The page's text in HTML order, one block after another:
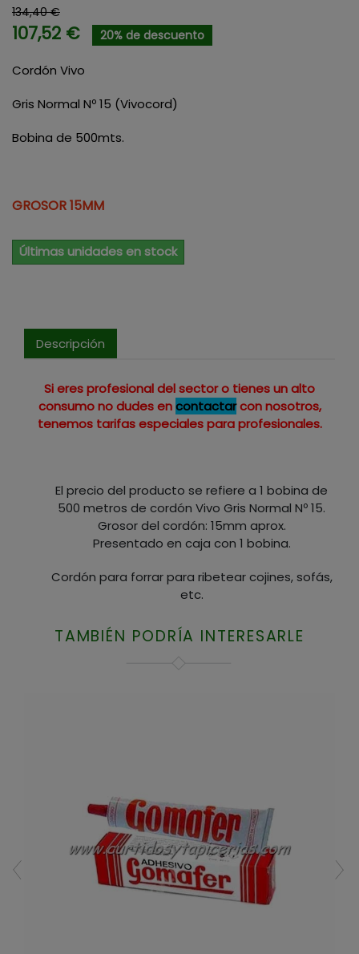
134,40 €
107,52 € 20% de descuento
Cordón Vivo
Gris Normal Nº 15 (Vivocord)
Bobina de 500mts.
GROSOR 15MM
Últimas unidades en stock
Descripción
Si eres profesional del sector o tienes un alto
consumo no dudes encontactarcon nosotros,
tenemos tarifas especiales para profesionales.
El precio del producto se refiere a 1 bobina de
500 metros de cordón Vivo Gris Normal Nº 15.
Grosor del cordón: 15mm aprox.
Presentado en caja con 1 bobina.
Cordón para forrar para ribetear cojines, sofás,
etc.
TAMBIÉN PODRÍA INTERESARLE